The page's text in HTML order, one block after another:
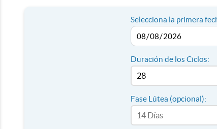
Selecciona la primera
Duración de los Ciclos:
Fase Lútea (opcional):